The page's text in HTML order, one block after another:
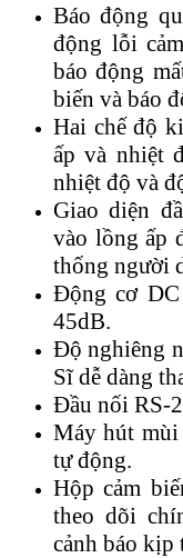
Báo động
động lỗi
báo động
biến và báo
Hai chế độ
ấp và nhiệt
nhiệt độ và
Giao diện
vào lồng ấp
thống người
Động cơ
45dB.
Độ nghiêng
Sĩ dễ dàng
Đầu nối RS-
Máy hút
tự động.
Hộp cảm
theo dõi
cảnh báo kịp